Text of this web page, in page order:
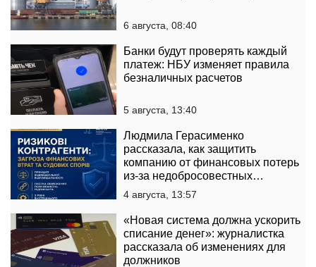
6 августа, 08:40
Банки будут проверять каждый
платеж: НБУ изменяет правила
безналичных расчетов
5 августа, 13:40
Людмила Герасименко
рассказала, как защитить
компанию от финансовых потерь
из-за недобросовестных
контрагентов
4 августа, 13:57
«Новая система должна ускорить
списание денег»: журналистка
рассказала об изменениях для
должников